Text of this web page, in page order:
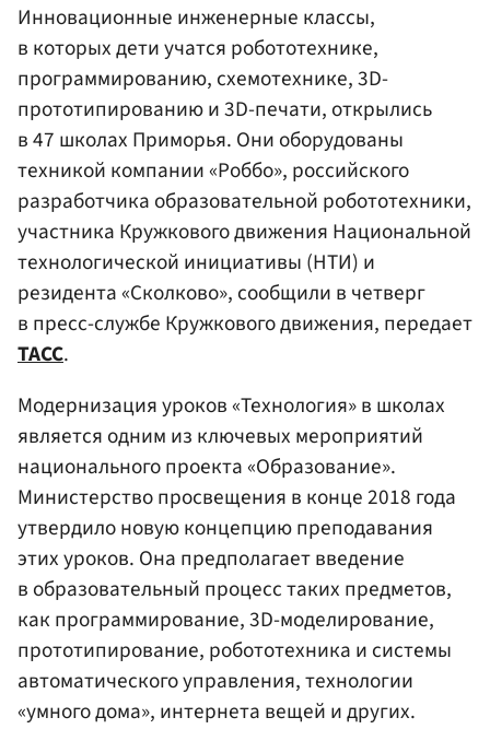
Инновационные инженерные классы,
в которых дети учатся робототехнике,
программированию, схемотехнике, 3D-
прототипированию и 3D-печати, открылись
в 47 школах Приморья. Они оборудованы
техникой компании «Роббо», российского
разработчика образовательной робототехники,
участника Кружкового движения Национальной
технологической инициативы (НТИ) и
резидента «Сколково», сообщили в четверг
в пресс-службе Кружкового движения, передает
ТАСС.
Модернизация уроков «Технология» в школах
является одним из ключевых мероприятий
национального проекта «Образование».
Министерство просвещения в конце 2018 года
утвердило новую концепцию преподавания
этих уроков. Она предполагает введение
в образовательный процесс таких предметов,
как программирование, 3D-моделирование,
прототипирование, робототехника и системы
автоматического управления, технологии
«умного дома», интернета вещей и других.